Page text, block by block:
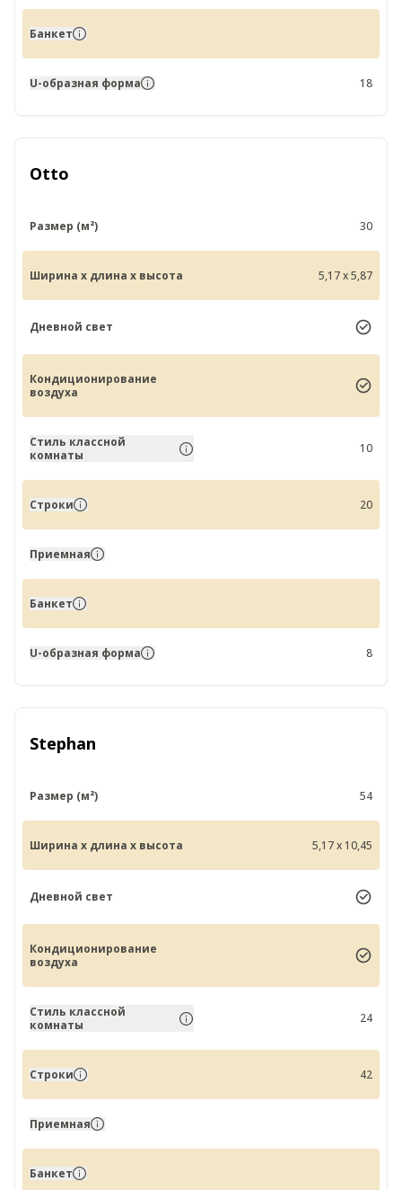
Банкет
U-образная форма 18
Otto
Размер (м²) 30
Ширина x длина x высота 5,17 x 5,87
Дневной свет
Кондиционирование
воздуха
Стиль классной
комнаты
10
Строки 20
Приемная
Банкет
U-образная форма 8
Stephan
Размер (м²) 54
Ширина x длина x высота 5,17 x 10,45
Дневной свет
Кондиционирование
воздуха
Стиль классной
комнаты
24
Строки 42
Приемная
Банкет